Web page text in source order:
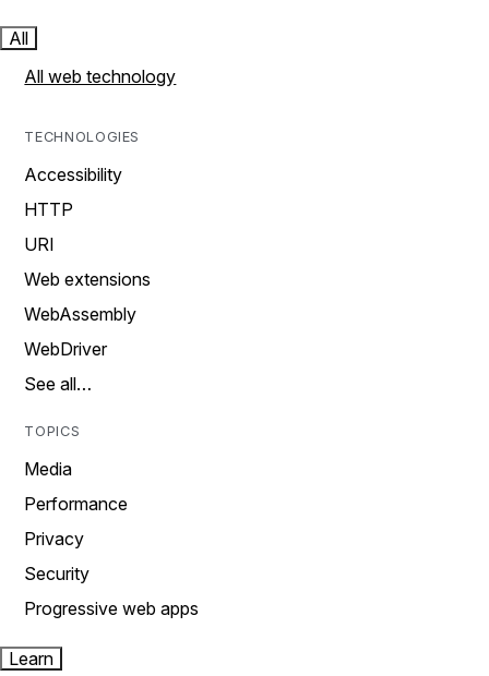
All
All web technology
TECHNOLOGIES
Accessibility
HTTP
URI
Web extensions
WebAssembly
WebDriver
See all…
TOPICS
Media
Performance
Privacy
Security
Progressive web apps
Learn